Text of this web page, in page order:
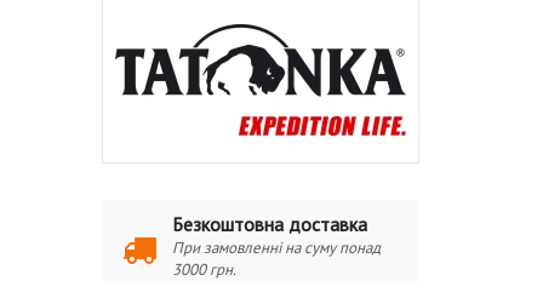
Безкоштовна доставка
При замовленні на суму понад
3000 грн.